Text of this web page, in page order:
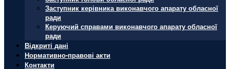
Заступник керівника виконавчого апарату обласної
ради
Керуючий справами виконавчого апарату обласної
ради
Відкриті дані
Нормативно-правові акти
Контакти